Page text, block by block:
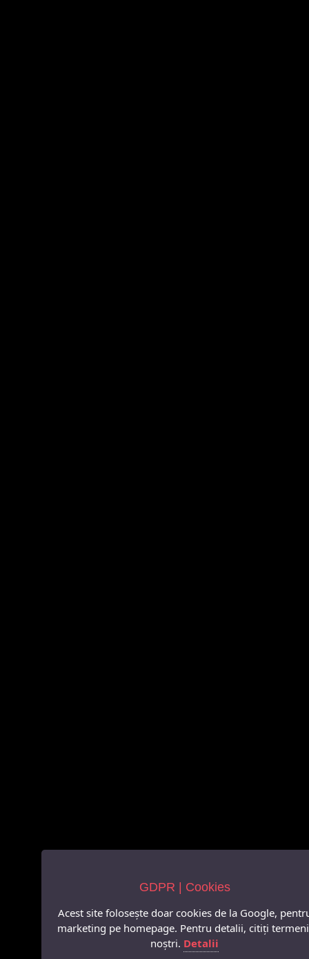
GDPR | Cookies
Acest site folosește doar cookies de la Google,
marketing pe homepage. Pentru detalii, citiți
noștri. Detalii